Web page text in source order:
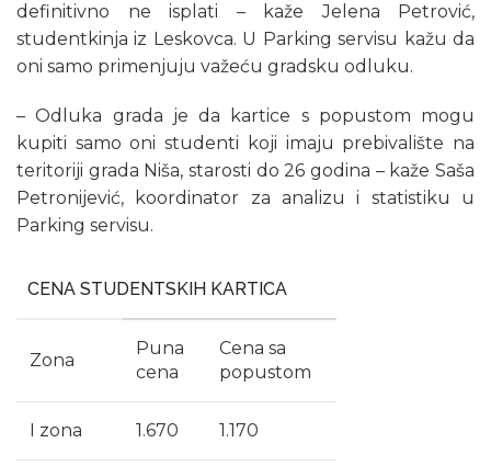
definitivno ne isplati – kaže Jelena Petrović,
studentkinja iz Leskovca. U Parking servisu kažu da
oni samo primenjuju važeću gradsku odluku.
– Odluka grada je da kartice s popustom mogu
kupiti samo oni studenti koji imaju prebivalište na
teritoriji grada Niša, starosti do 26 godina – kaže Saša
Petronijević, koordinator za analizu i statistiku u
Parking servisu.
CENA STUDENTSKIH KARTICA
Zona
Puna
cena
Cena sa
popustom
I zona 1.670 1.170